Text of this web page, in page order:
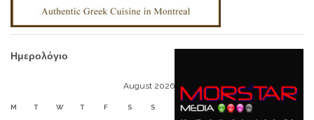
Ημερολόγιο
August 2026
M T W T F S S